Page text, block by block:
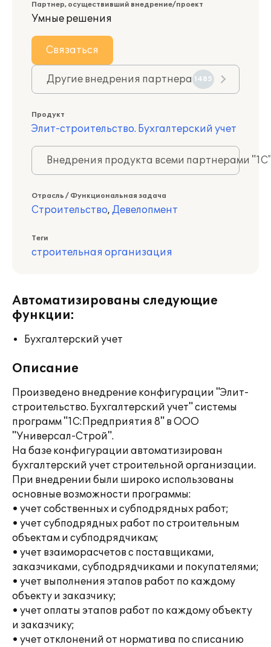
Партнер, осуществивший внедрение/проект
Умные решения
Связаться
Другие внедрения партнера 1485
Продукт
Элит-строительство. Бухгалтерский учет
Внедрения продукта всеми партнерами
Отрасль / Функциональная задача
Строительство, Девелопмент
Теги
строительная организация
Автоматизированы следующие
функции:
Бухгалтерский учет
Описание
Произведено внедрение конфигурации "Элит-
строительство. Бухгалтерский учет" системы
программ "1С:Предприятия 8" в ООО
"Универсал-Строй".
На базе конфигурации автоматизирован
бухгалтерский учет строительной организации.
При внедрении были широко использованы
основные возможности программы:
• учет собственных и субподрядных работ;
• учет субподрядных работ по строительным
объектам и субподрядчикам;
• учет взаиморасчетов с поставщиками,
заказчиками, субподрядчиками и покупателями;
• учет выполнения этапов работ по каждому
объекту и заказчику;
• учет оплаты этапов работ по каждому объекту
и заказчику;
• учет отклонений от норматива по списанию